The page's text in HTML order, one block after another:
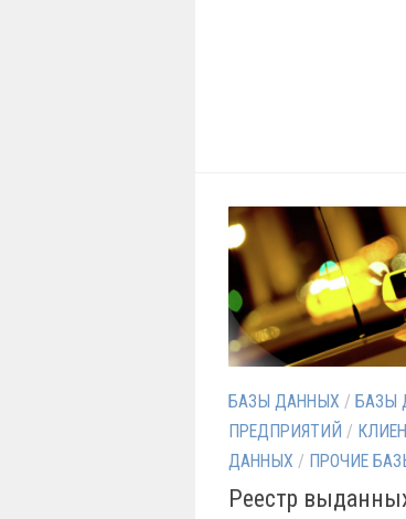
БАЗЫ ДАННЫХ / БАЗЫ
ПРЕДПРИЯТИЙ /
ДАННЫХ / ПРОЧИЕ
Реестр